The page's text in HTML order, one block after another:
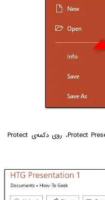
اکنون در سمت راست و بخش Protect Presentation، روی دکمه‌ی Protect